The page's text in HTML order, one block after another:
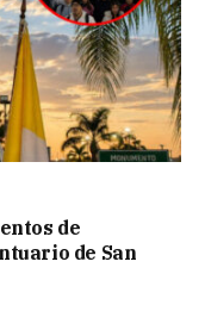
de
de San